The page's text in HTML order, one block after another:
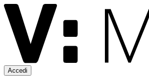
Accedi